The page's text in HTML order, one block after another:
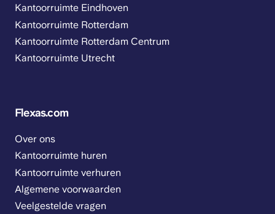
Kantoorruimte Eindhoven
Kantoorruimte Rotterdam
Kantoorruimte Rotterdam Centrum
Kantoorruimte Utrecht
Flexas.com
Over ons
Kantoorruimte huren
Kantoorruimte verhuren
Algemene voorwaarden
Veelgestelde vragen